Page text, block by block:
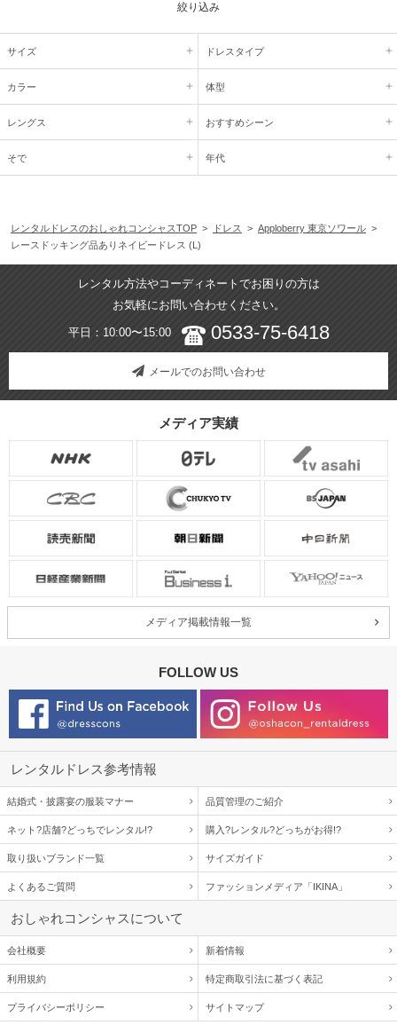
絞り込み
サイズ ドレスタイプ
カラー 体型
レングス おすすめシーン
そで 年代
レンタルドレスのおしゃれコンシャスTOP > ドレス > Apploberry 東京ソワール >
レースドッキング品ありネイビードレス (L)
レンタル方法やコーディネートでお困りの方は
お気軽にお問い合わせください。
平日：10:00〜15:00 0533-75-6418
メールでのお問い合わせ
メディア実績
メディア掲載情報一覧
FOLLOW US
レンタルドレス参考情報
結婚式・披露宴の服装マナー 品質管理のご紹介
ネット?店舗?どっちでレンタル!? 購入?レンタル?どっちがお得!?
取り扱いブランド一覧 サイズガイド
よくあるご質問 ファッションメディア「IKINA」
おしゃれコンシャスについて
会社概要 新着情報
利用規約 特定商取引法に基づく表記
プライバシーポリシー サイトマップ